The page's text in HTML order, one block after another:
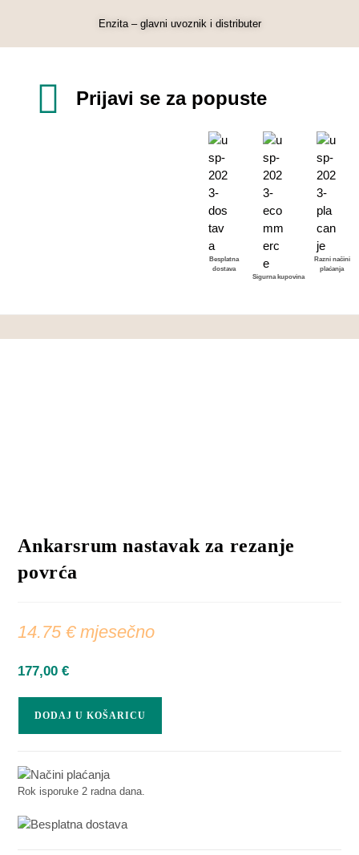
Enzita – glavni uvoznik i distributer
Prijavi se za popuste
Besplatna
dostava
Sigurna kupovina
Razni načini
plaćanja
Ankarsrum nastavak za rezanje
povrća
14.75 € mjesečno
177,00€
DODAJ U KOŠARICU
Rok isporuke 2 radna dana.